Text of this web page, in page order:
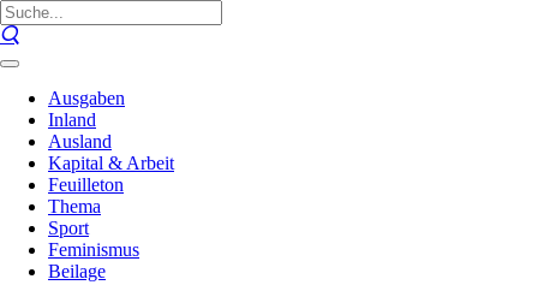
Ausgaben
Inland
Ausland
Kapital & Arbeit
Feuilleton
Thema
Sport
Feminismus
Beilage